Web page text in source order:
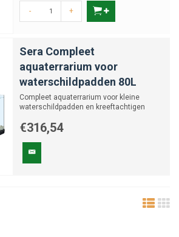
- +
Sera Compleet
aquaterrarium voor
waterschildpadden 80L
Compleet aquaterrarium voor kleine
waterschildpadden en kreeftachtigen
€316,54